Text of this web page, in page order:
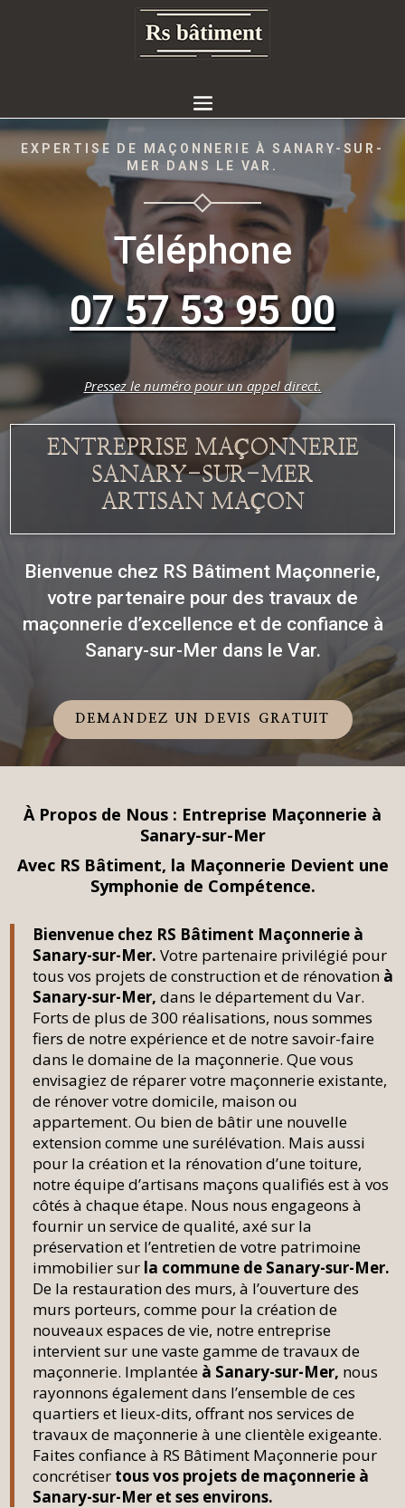
EXPERTISE DE MAÇONNERIE À SANARY-SUR-
MER DANS LE VAR.
Téléphone
07 57 53 95 00
Pressez le numéro pour un appel direct.
ENTREPRISE MAÇONNERIE
SANARY-SUR-MER
ARTISAN MAÇON
Bienvenue chez RS Bâtiment Maçonnerie,
votre partenaire pour des travaux de
maçonnerie d’excellence et de confiance à
Sanary-sur-Mer dans le Var.
DEMANDEZ UN DEVIS GRATUIT
À Propos de Nous : Entreprise Maçonnerie à
Sanary-sur-Mer
Avec RS Bâtiment, la Maçonnerie Devient une
Symphonie de Compétence.
Bienvenue chez RS Bâtiment Maçonnerie à
Sanary-sur-Mer. Votre partenaire privilégié pour
tous vos projets de construction et de rénovation à
Sanary-sur-Mer, dans le département du Var.
Forts de plus de 300 réalisations, nous sommes
fiers de notre expérience et de notre savoir-faire
dans le domaine de la maçonnerie. Que vous
envisagiez de réparer votre maçonnerie existante,
de rénover votre domicile, maison ou
appartement. Ou bien de bâtir une nouvelle
extension comme une surélévation. Mais aussi
pour la création et la rénovation d’une toiture,
notre équipe d’artisans maçons qualifiés est à vos
côtés à chaque étape. Nous nous engageons à
fournir un service de qualité, axé sur la
préservation et l’entretien de votre patrimoine
immobilier sur la commune de Sanary-sur-Mer.
De la restauration des murs, à l’ouverture des
murs porteurs, comme pour la création de
nouveaux espaces de vie, notre entreprise
intervient sur une vaste gamme de travaux de
maçonnerie. Implantée à Sanary-sur-Mer, nous
rayonnons également dans l’ensemble de ces
quartiers et lieux-dits, offrant nos services de
travaux de maçonnerie à une clientèle exigeante.
Faites confiance à RS Bâtiment Maçonnerie pour
concrétiser tous vos projets de maçonnerie à
Sanary-sur-Mer et ses environs.